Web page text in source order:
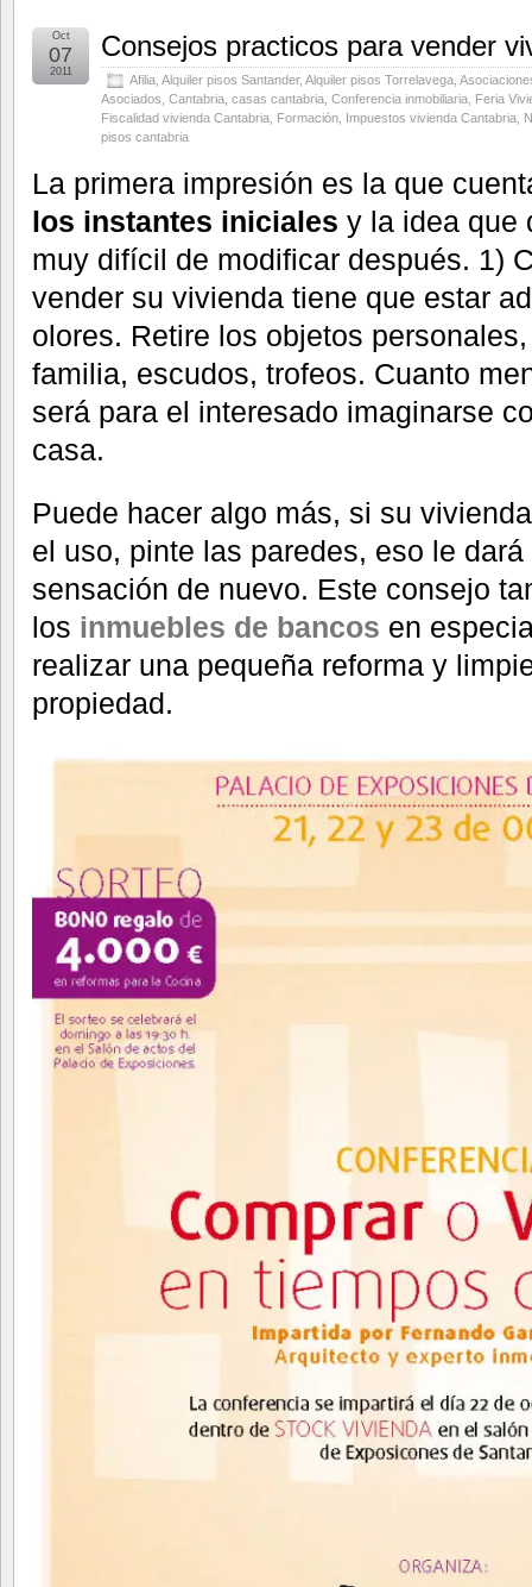
Consejos practicos para vender
Afilia Alquiler pisos Santander, Alquiler pisos Torrelavega
Asociados Cantabria casas cantabria Conferencia inmobiliaria Feria
Fiscalidad vivienda Cantabria Formación Impuestos vivienda Cantabria
pisos cantabria
Oct
07
2011
La primera impresión es la que
los instantes iniciales y la idea que
muy difícil de modificar después. 1)
vender su vivienda tiene que estar
olores. Retire los objetos
familia, escudos, trofeos. Cuanto
será para el interesado imaginarse
casa.
Puede hacer algo más, si su
el uso, pinte las paredes, eso le
sensación de nuevo. Este consejo
los inmuebles de bancos en
realizar una pequeña reforma y
propiedad.